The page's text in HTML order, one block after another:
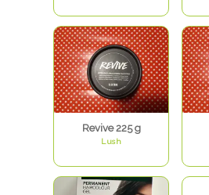
Revive 225 g
Lush